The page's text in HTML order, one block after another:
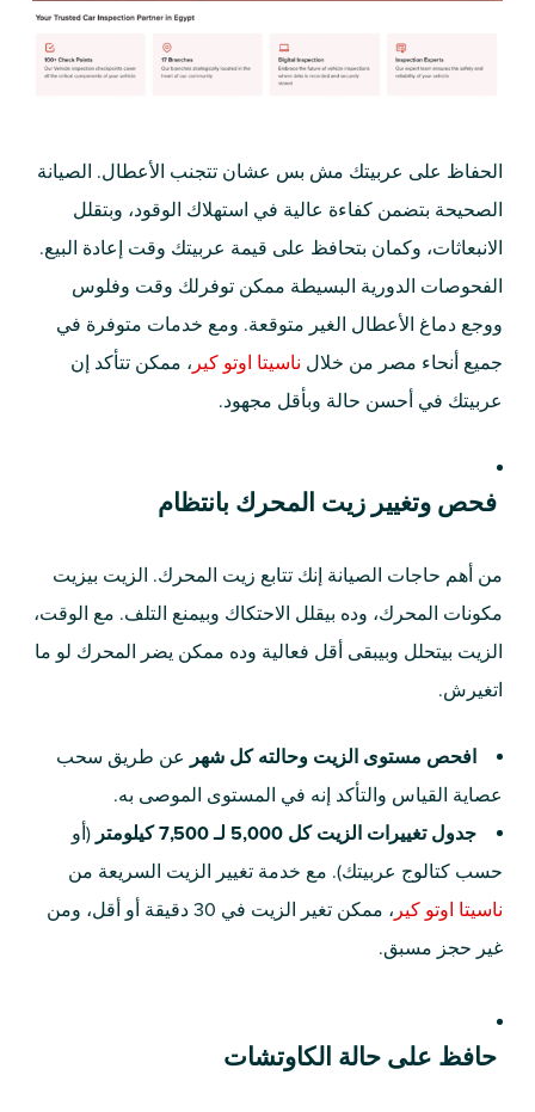
الحفاظ على عربيتك مش بس عشان تتجنب الأعطال. الصيانة
الصحيحة بتضمن كفاءة عالية في استهلاك الوقود، وبتقلل
الانبعاثات، وكمان بتحافظ على قيمة عربيتك وقت إعادة البيع.
الفحوصات الدورية البسيطة ممكن توفرلك وقت وفلوس
ووجع دماغ الأعطال الغير متوقعة. ومع خدمات متوفرة في
جميع أنحاء مصر من خلال ناسيتا اوتو كير ، ممكن تتأكد إن
عربيتك في أحسن حالة وبأقل مجهود.
فحص وتغيير زيت المحرك بانتظام
من أهم حاجات الصيانة إنك تتابع زيت المحرك. الزيت بيزيت
مكونات المحرك، وده بيقلل الاحتكاك وبيمنع التلف. مع الوقت،
الزيت بيتحلل وبيبقى أقل فعالية وده ممكن يضر المحرك لو ما
اتغيرش.
افحص مستوى الزيت وحالته كل شهر عن طريق سحب
عصاية القياس والتأكد إنه في المستوى الموصى به.
جدول تغييرات الزيت كل 5,000 لـ 7,500 كيلومتر
(أو
حسب كتالوج عربيتك). مع خدمة تغيير الزيت السريعة من
ناسيتا اوتو كير
، ممكن تغير الزيت في 30 دقيقة أو أقل، ومن
غير حجز مسبق.
حافظ على حالة الكاوتشات